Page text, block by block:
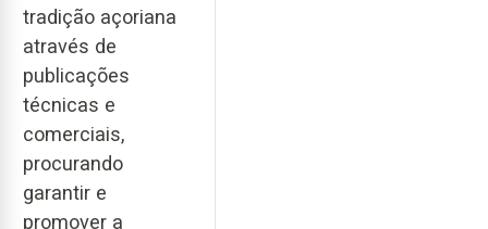
tradição açoriana
através de
publicações
técnicas e
comerciais,
procurando
garantir e
promover a